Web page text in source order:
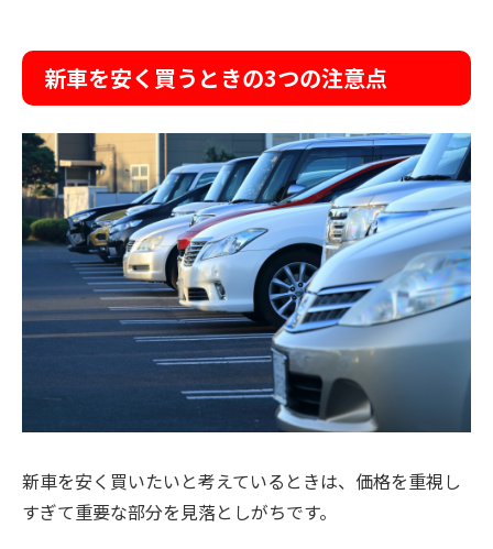
新車を安く買うときの3つの注意点
新車を安く買いたいと考えているときは、価格を重視し
すぎて重要な部分を見落としがちです。